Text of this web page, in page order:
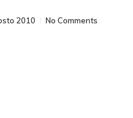
2010 No Comments